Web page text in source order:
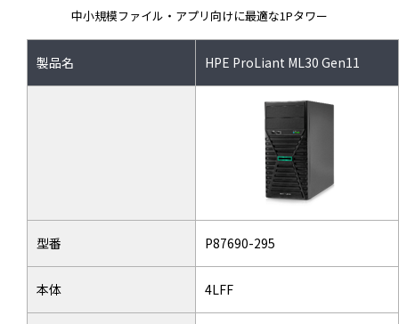
中小規模ファイル・アプリ向けに最適な1Pタワー
製品名 HPE ProLiant ML30 Gen11
型番 P87690-295
本体 4LFF